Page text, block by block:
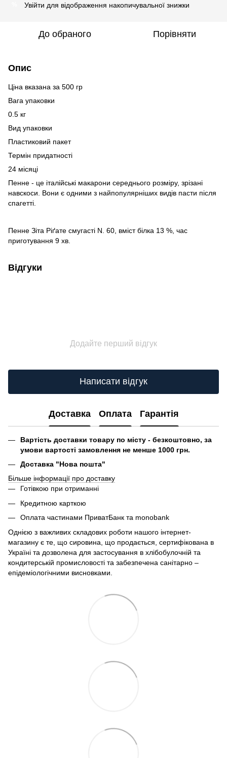
Увійти для відображення накопичувальної знижки
До обраного Порівняти
Опис
Ціна вказана за 500 гр
Вага упаковки
0.5 кг
Вид упаковки
Пластиковий пакет
Термін придатності
24 місяці
Пенне - це італійські макарони середнього розміру, зрізані
навскоси. Вони є одними з найпопулярніших видів пасти після
спагетті.
Пенне Зіта Ріґате смугасті N. 60, вміст білка 13 %, час
приготування 9 хв.
Відгуки
Додайте перший відгук
Написати відгук
Доставка Оплата Гарантія
Вартість доставки товару по місту - безкоштовно, за
умови вартості замовлення не менше 1000 грн.
Доставка "Нова пошта"
Більше інформації про доставку
Готівкою при отриманні
Кредитною карткою
Оплата частинами ПриватБанк та monobank
Однією з важливих складових роботи нашого інтернет-
магазину є те, що сировина, що продається, сертифікована в
Україні та дозволена для застосування в хлібобулочній та
кондитерській промисловості та забезпечена санітарно –
епідеміологічними висновками.